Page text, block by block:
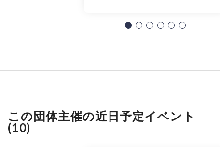
この団体主催の近日予定イベント
(10)